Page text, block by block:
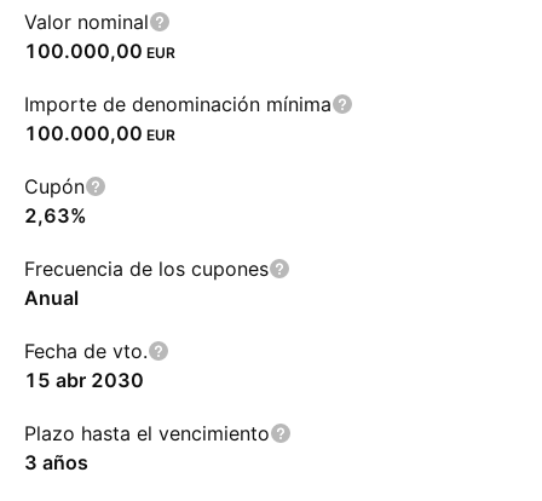
Valor nominal
100.000,00 EUR
Importe de denominación mínima
100.000,00 EUR
Cupón
2,63%
Frecuencia de los cupones
Anual
Fecha de vto.
15 abr 2030
Plazo hasta el vencimiento
3 años